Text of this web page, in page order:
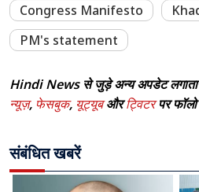
Congress Manifesto
PM's statement
Hindi News से जुड़े अन्य अपडेट
न्यूज़, फेसबुक, यूट्यूबऔरट्विटरपर
संबंधित खबरें